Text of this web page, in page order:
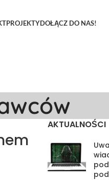
PROJEKTYDOŁĄCZ DO NAS!
AKTUALNOŚCI